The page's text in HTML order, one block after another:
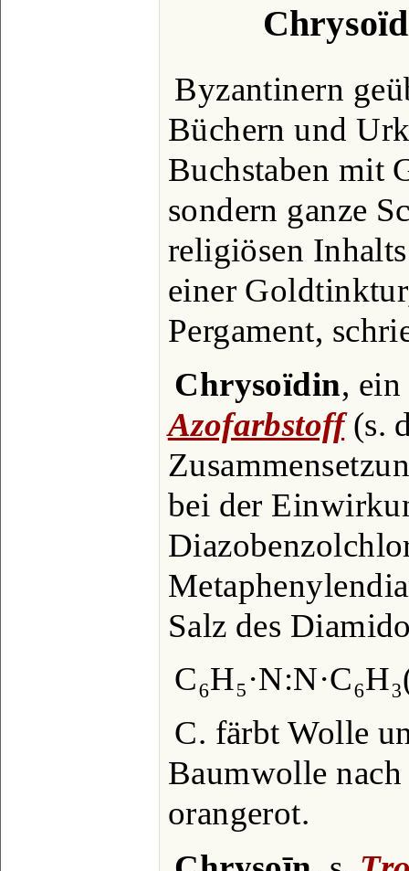
Byzantinern
Büchern und
Buchstaben mit
sondern ganze
religiösen
einer
Pergament,
Chrysoïdin,
Azofarbstoff(s.
bei der
Salz des
C. färbt Wolle
Baumwolle
orangerot.